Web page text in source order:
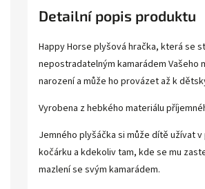
Detailní popis produktu
Happy Horse plyšová hračka, která se
nepostradatelným kamarádem Vašeho
narození a může ho provázet až k
Vyrobena z hebkého materiálu
Jemného plyšáčka si může dítě užívat
kočárku a kdekoliv tam, kde se mu
mazlení se svým kamarádem.